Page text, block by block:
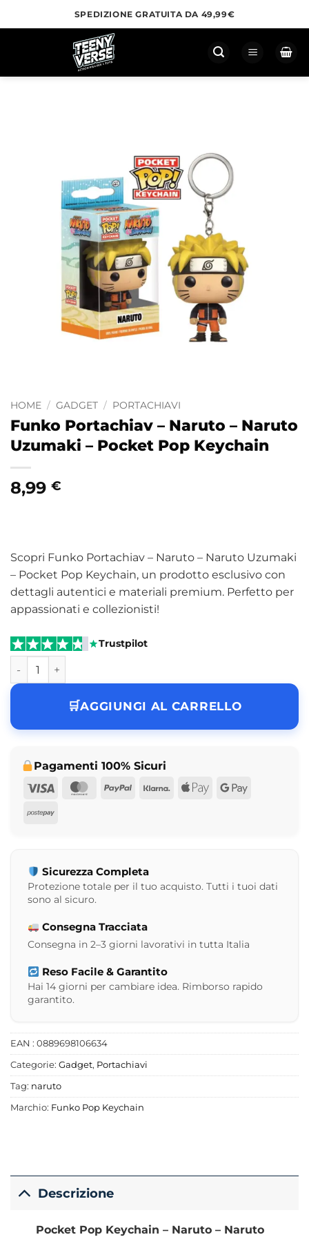
ai
SPEDIZIONE GRATUITA DA 49,99€
HOME / GADGET / PORTACHIAVI
Funko Portachiav – Naruto – Naruto
Uzumaki – Pocket Pop Keychain
8,99 €
Scopri Funko Portachiav – Naruto – Naruto Uzumaki
– Pocket Pop Keychain, un prodotto esclusivo con
dettagli autentici e materiali premium. Perfetto per
appassionati e collezionisti!
Trustpilot
Funko Portachiav – Naruto – Naruto Uzumaki - Pocket
AGGIUNGI AL CARRELLO
Pagamenti 100% Sicuri
Visa
MasterCard
PayPalKlarna Apple Google
Postepay
Sicurezza Completa
Protezione totale per il tuo acquisto. Tutti i tuoi dati
sono al sicuro.
Consegna Tracciata
Consegna in 2–3 giorni lavorativi in tutta Italia
Reso Facile & Garantito
Hai 14 giorni per cambiare idea. Rimborso rapido
garantito.
EAN : 0889698106634
Categorie: Gadget, Portachiavi
Tag: naruto
Marchio: Funko Pop Keychain
Descrizione
Pocket Pop Keychain – Naruto – Naruto